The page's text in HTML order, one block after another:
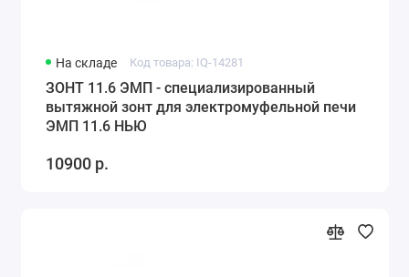
На складе Код товара: IQ-14281
ЗОНТ 11.6 ЭМП - специализированный
вытяжной зонт для электромуфельной печи
ЭМП 11.6 НЬЮ
10900 р.